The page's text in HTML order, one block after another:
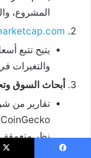
المشروع،
يتيح تتبع
والتغيرات
أبحاث السوق
تقارير من
نظر
كتب ومقالات